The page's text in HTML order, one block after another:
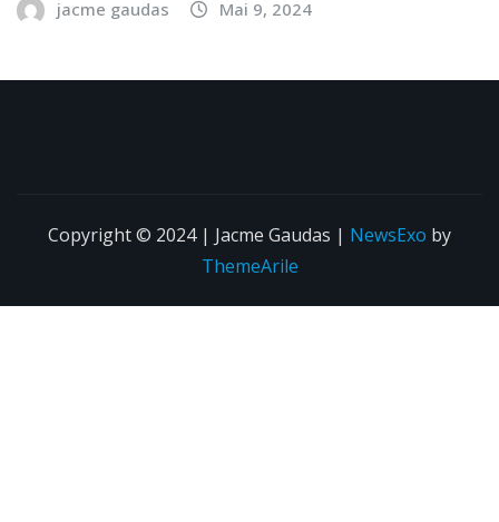
jacme gaudas Mai 9, 2024
Copyright © 2024 | Jacme Gaudas | NewsExo by
ThemeArile